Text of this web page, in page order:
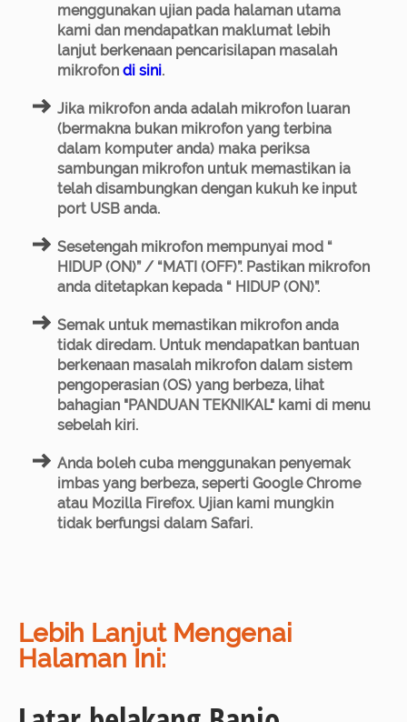
menggunakan ujian pada halaman utama
kami dan mendapatkan maklumat lebih
lanjut berkenaan pencarisilapan masalah
mikrofon di sini.
Jika mikrofon anda adalah mikrofon luaran
(bermakna bukan mikrofon yang terbina
dalam komputer anda) maka periksa
sambungan mikrofon untuk memastikan ia
telah disambungkan dengan kukuh ke input
port USB anda.
Sesetengah mikrofon mempunyai mod “
HIDUP (ON)” / “MATI (OFF)”. Pastikan mikrofon
anda ditetapkan kepada “ HIDUP (ON)”.
Semak untuk memastikan mikrofon anda
tidak diredam. Untuk mendapatkan bantuan
berkenaan masalah mikrofon dalam sistem
pengoperasian (OS) yang berbeza, lihat
bahagian "PANDUAN TEKNIKAL" kami di menu
sebelah kiri.
Anda boleh cuba menggunakan penyemak
imbas yang berbeza, seperti Google Chrome
atau Mozilla Firefox. Ujian kami mungkin
tidak berfungsi dalam Safari.
Lebih Lanjut Mengenai
Halaman Ini: